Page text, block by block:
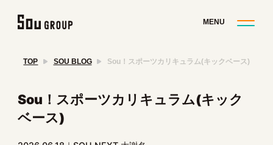
TOP SOU BLOG Sou！スポーツカリキュラム(キックベース)
Sou！スポーツカリキュラム(キック
ベース)